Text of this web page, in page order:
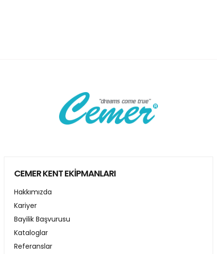
CEMER KENT EKİPMANLARI
Hakkımızda
Kariyer
Bayilik Başvurusu
Kataloglar
Referanslar